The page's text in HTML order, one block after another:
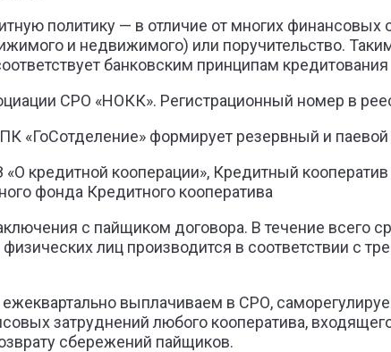
политику — в отличие от многих финансовых
и недвижимого) или поручительство.
банковским принципам кредитования
СРО «НОКК». Регистрационный номер в
«ГоСотделение» формирует резервный и
«О кредитной кооперации», Кредитный
фонда Кредитного кооператива
с пайщиком договора. В течение всего
лиц производится в соответствии с
выплачиваем в СРО,
затруднений любого кооператива,
сбережений пайщиков.